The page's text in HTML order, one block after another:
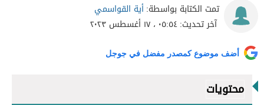
تمت الكتابة بواسطة:أية القواسمي
آخر تحديث:٠٥:٥٤ ، ١٧ أغسطس ٢٠٢٣
أضف موضوع كمصدر مفضل في جوجل
محتويات